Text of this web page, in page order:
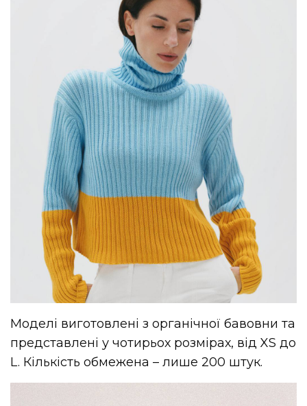
Моделі виготовлені з органічної бавовни та
представлені у чотирьох розмірах, від XS до
L. Кількість обмежена – лише 200 штук.